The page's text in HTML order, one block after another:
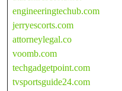
engineeringtechub.com
jerryescorts.com
attorneylegal.co
voomb.com
techgadgetpoint.com
tvsportsguide24.com